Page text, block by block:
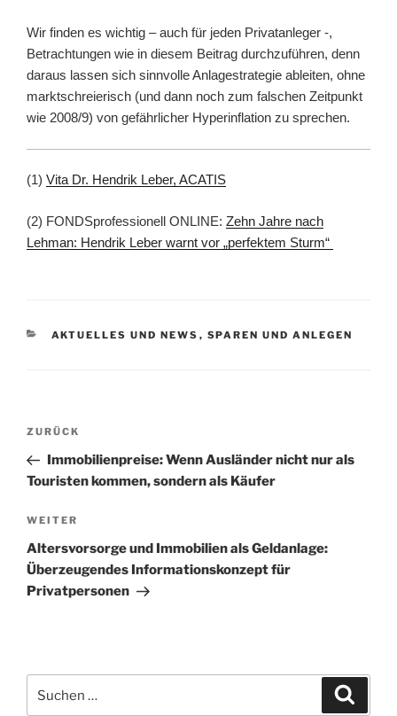
Wir finden es wichtig – auch für jeden Privatanleger -,
Betrachtungen wie in diesem Beitrag durchzuführen, denn
daraus lassen sich sinnvolle Anlagestrategie ableiten, ohne
marktschreierisch (und dann noch zum falschen Zeitpunkt
wie 2008/9) von gefährlicher Hyperinflation zu sprechen.
(1) Vita Dr. Hendrik Leber, ACATIS
(2) FONDSprofessionell ONLINE: Zehn Jahre nach
Lehman: Hendrik Leber warnt vor „perfektem Sturm“
KATEGORIEN
AKTUELLES UND NEWS , SPAREN UND ANLEGEN
Beitragsnavigation
Vorheriger
Beitrag
ZURÜCK
Immobilienpreise: Wenn Ausländer nicht nur als
Touristen kommen, sondern als Käufer
Nächster
Beitrag
WEITER
Altersvorsorge und Immobilien als Geldanlage:
Überzeugendes Informationskonzept für
Privatpersonen
nach: